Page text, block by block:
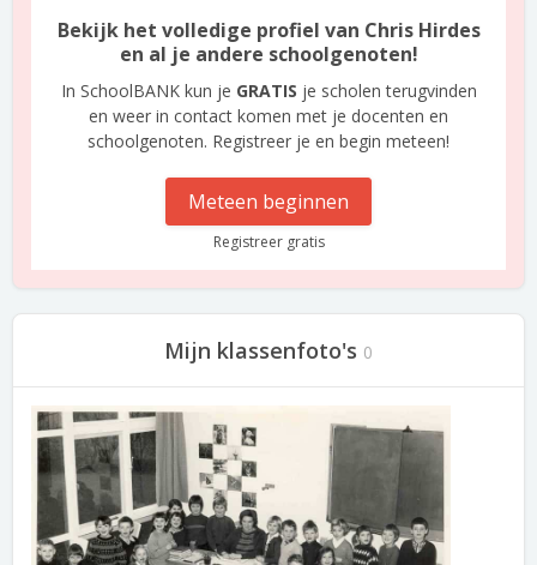
Bekijk het volledige profiel van Chris Hirdes
en al je andere schoolgenoten!
In SchoolBANK kun je GRATIS je scholen terugvinden
en weer in contact komen met je docenten en
schoolgenoten. Registreer je en begin meteen!
Meteen beginnen
Registreer gratis
Mijn klassenfoto's 0